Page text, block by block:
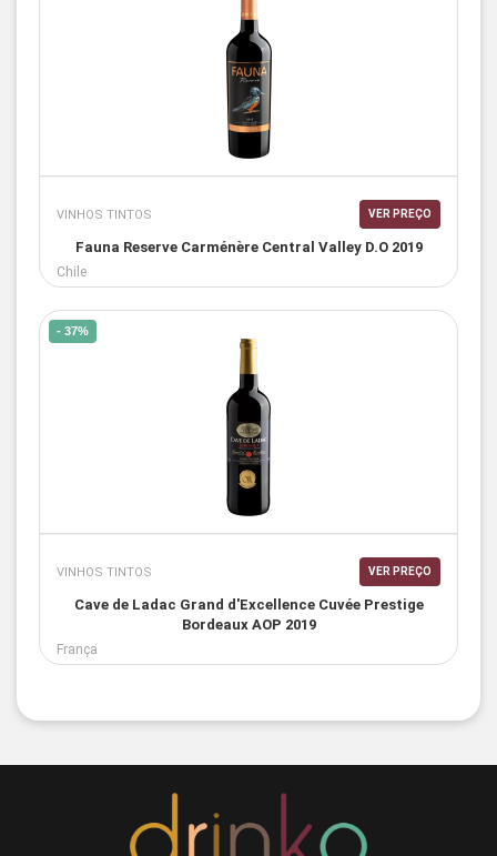
VINHOS TINTOS VER PREÇO
Fauna Reserve Carménère Central Valley D.O 2019
Chile
- 37%
VINHOS TINTOS VER PREÇO
Cave de Ladac Grand d'Excellence Cuvée Prestige
Bordeaux AOP 2019
França